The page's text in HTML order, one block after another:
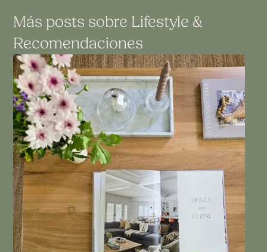
Más posts sobre Lifestyle &
Recomendaciones